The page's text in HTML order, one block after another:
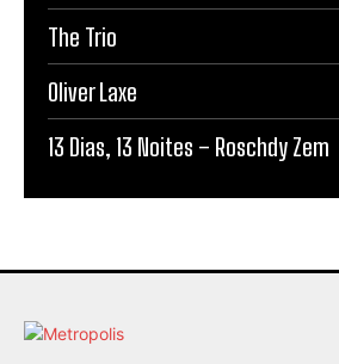
The Trio
Oliver Laxe
13 Dias, 13 Noites – Roschdy Zem